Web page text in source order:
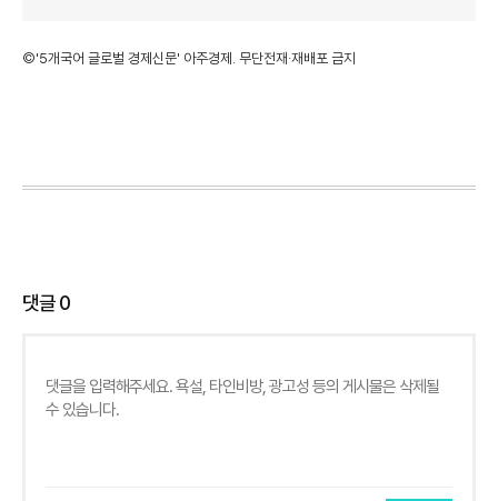
©'5개국어 글로벌 경제신문' 아주경제. 무단전재·재배포 금지
댓글0